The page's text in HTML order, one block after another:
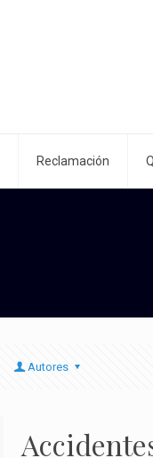
Reclamación
Autores